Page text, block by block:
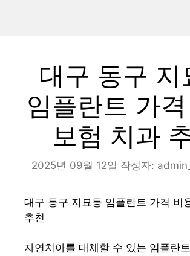
대구 동구 지
임플란트 가
보험 치과
2025년 09월 12일 작성자:
대구 동구 지묘동 임플란트 가격 비
추천
자연치아를 대체할 수 있는 임플란